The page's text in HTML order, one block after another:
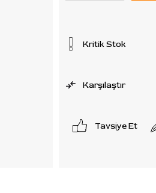
Kritik Stok
Karşılaştır
Tavsiye Et